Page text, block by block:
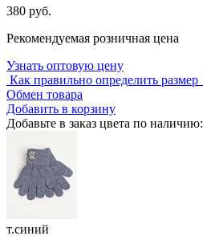
380 руб.
Рекомендуемая розничная цена
Узнать оптовую цену
Как правильно определить размер
Обмен товара
Добавить в корзину
Добавьте в заказ цвета по наличию:
т.синий